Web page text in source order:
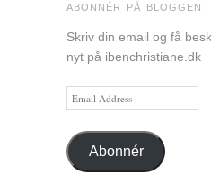
ABONNÉR PÅ BLOGGEN
Skriv din email og få
nyt på ibenchristiane.dk
Email
Address
Abonnér